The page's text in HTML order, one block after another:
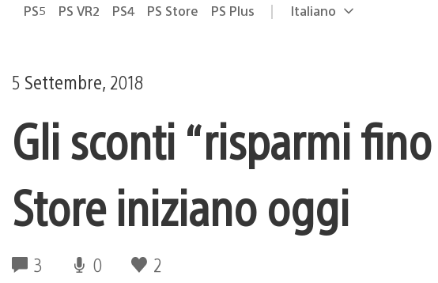
PS5 PS VR2 PS4 PS Store PS Plus Seleziona
Regione
Italiano
5 Settembre, 2018
Gli sconti “risparmi
Store iniziano oggi
3 0 2